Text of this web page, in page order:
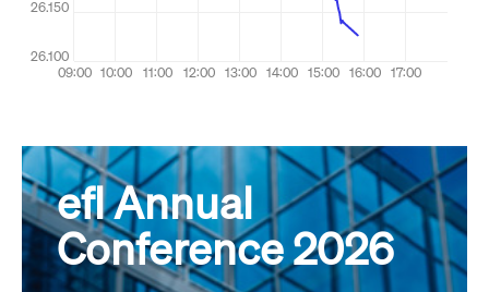
efl Annual
Conference 2026